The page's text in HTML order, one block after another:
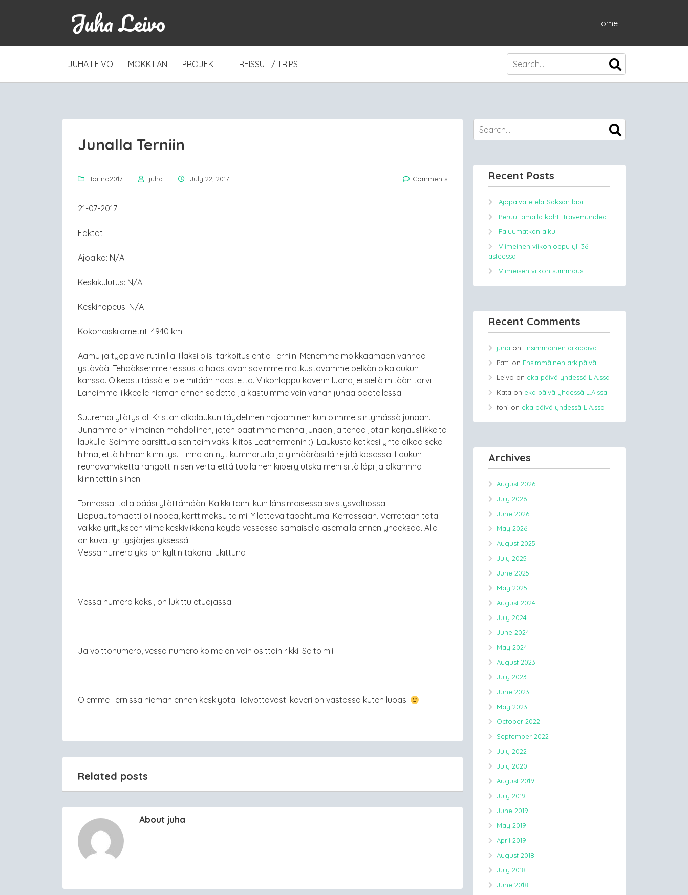
Juha Leivo Home
SKIP
JUHA LEIVO MÖKKILAN PROJEKTIT REISSUT / TRIPS
Junalla Terniin
Torino2017 juha July 22, 2017 Comments
21-07-2017
Faktat
Ajoaika: N/A
Keskikulutus: N/A
Keskinopeus: N/A
Kokonaiskilometrit: 4940 km
Aamu ja työpäivä rutiinilla. Illaksi olisi tarkoitus ehtiä Terniin. Menemme moikkaamaan vanhaa
ystävää. Tehdäksemme reissusta haastavan sovimme matkustavamme pelkän olkalaukun
kanssa. Oikeasti tässä ei ole mitään haastetta. Viikonloppu kaverin luona, ei siellä mitään tarvi.
Lähdimme liikkeelle hieman ennen sadetta ja kastuimme vain vähän junaa odotellessa.
Suurempi yllätys oli Kristan olkalaukun täydellinen hajoaminen kun olimme siirtymässä junaan.
Junamme on viimeinen mahdollinen, joten päätimme mennä junaan ja tehdä jotain korjausliikkeitä
laukulle. Saimme parsittua sen toimivaksi kiitos Leathermanin :). Laukusta katkesi yhtä aikaa sekä
hihna, että hihnan kiinnitys. Hihna on nyt kuminaruilla ja ylimääräisillä reijillä kasassa. Laukun
reunavahviketta rangottiin sen verta että tuollainen kiipeilyjutska meni siitä läpi ja olkahihna
kiinnitettiin siihen.
Torinossa Italia pääsi yllättämään. Kaikki toimi kuin länsimaisessa sivistysvaltiossa.
Lippuautomaatti oli nopea, korttimaksu toimi. Yllättävä tapahtuma. Kerrassaan. Verrataan tätä
vaikka yritykseen viime keskiviikkona käydä vessassa samaisella asemalla ennen yhdeksää. Alla
on kuvat yritysjärjestyksessä
Vessa numero yksi on kyltin takana lukittuna
Vessa numero kaksi, on lukittu etuajassa
Ja voittonumero, vessa numero kolme on vain osittain rikki. Se toimii!
Olemme Ternissä hieman ennen keskiyötä. Toivottavasti kaveri on vastassa kuten lupasi
Related posts
About juha
Recent Posts
Ajopäivä etelä-Saksan läpi
Peruuttamalla kohti Travemündea
Paluumatkan alku
Viimeinen viikonloppu yli 36
asteessa.
Viimeisen viikon summaus
Recent Comments
juha on Ensimmäinen arkipäivä
Patti on Ensimmäinen arkipäivä
Leivo on eka päivä yhdessä L.A.ssa
Kata on eka päivä yhdessä L.A.ssa
toni on eka päivä yhdessä L.A.ssa
Archives
August 2026
July 2026
June 2026
May 2026
August 2025
July 2025
June 2025
May 2025
August 2024
July 2024
June 2024
May 2024
August 2023
July 2023
June 2023
May 2023
October 2022
September 2022
July 2022
July 2020
August 2019
July 2019
June 2019
May 2019
April 2019
August 2018
July 2018
June 2018